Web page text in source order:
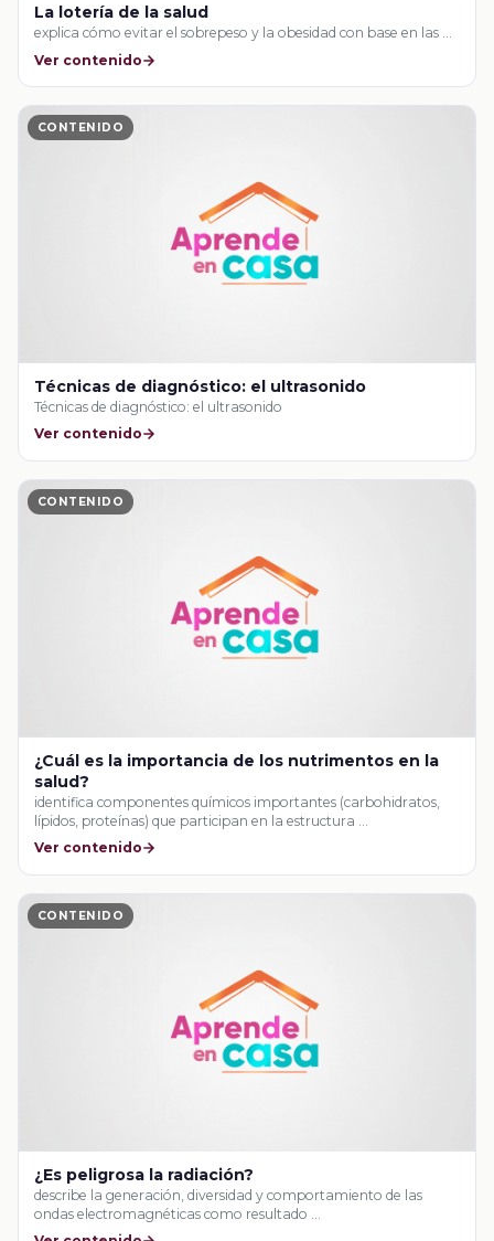
La lotería de la salud
explica cómo evitar el sobrepeso y la obesidad con base en las …
Ver contenido
CONTENIDO
Técnicas de diagnóstico: el ultrasonido
Técnicas de diagnóstico: el ultrasonido
Ver contenido
CONTENIDO
¿Cuál es la importancia de los nutrimentos en la
salud?
identifica componentes químicos importantes (carbohidratos,
lípidos, proteínas) que participan en la estructura …
Ver contenido
CONTENIDO
¿Es peligrosa la radiación?
describe la generación, diversidad y comportamiento de las
ondas electromagnéticas como resultado …